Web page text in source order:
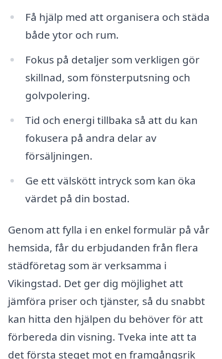
Få hjälp med att organisera och städa
både ytor och rum.
Fokus på detaljer som verkligen gör
skillnad, som fönsterputsning och
golvpolering.
Tid och energi tillbaka så att du kan
fokusera på andra delar av
försäljningen.
Ge ett välskött intryck som kan öka
värdet på din bostad.
Genom att fylla i en enkel formulär på vår
hemsida, får du erbjudanden från flera
städföretag som är verksamma i
Vikingstad. Det ger dig möjlighet att
jämföra priser och tjänster, så du snabbt
kan hitta den hjälpen du behöver för att
förbereda din visning. Tveka inte att ta
det första steget mot en framgångsrik